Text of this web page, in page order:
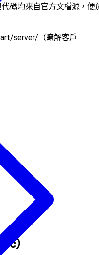
碼均來自官方文檔源，便
server/（瞭解客戶
）